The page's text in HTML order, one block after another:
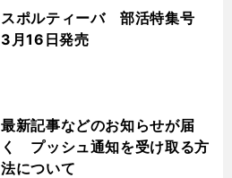
スポルティーバ 部活特集号
3月16日発売
最新記事などのお知らせが届
く プッシュ通知を受け取る方
法について